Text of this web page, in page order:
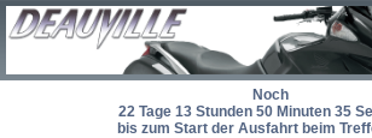
Noch
22 Tage 13 Stunden 50 Minuten 35
bis zum Start der Ausfahrt beim